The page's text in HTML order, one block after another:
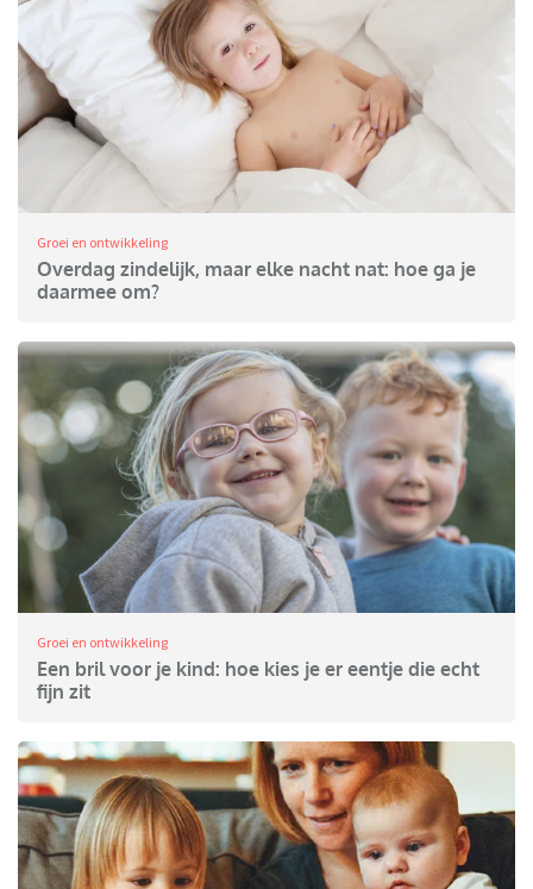
Groei en ontwikkeling
Overdag zindelijk, maar elke nacht nat: hoe ga je
daarmee om?
Groei en ontwikkeling
Een bril voor je kind: hoe kies je er eentje die echt
fijn zit